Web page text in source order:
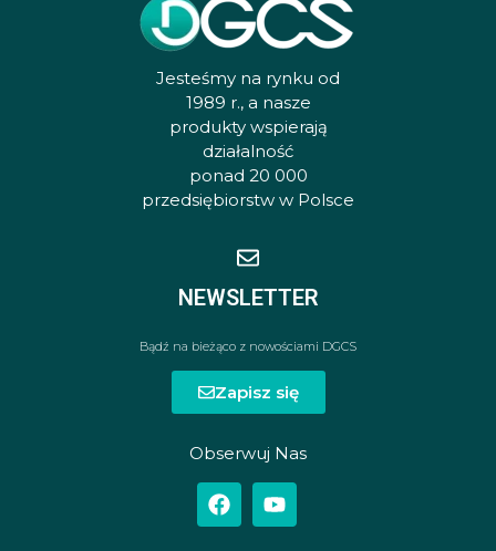
Jesteśmy na rynku od
1989 r., a nasze
produkty wspierają
działalność
ponad 20 000
przedsiębiorstw w Polsce
NEWSLETTER
Bądź na bieżąco z nowościami DGCS
Zapisz się
Obserwuj Nas